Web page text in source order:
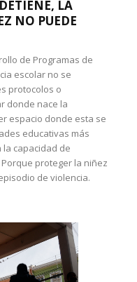
LA
NO PUEDE
de Programas de
escolar no se
protocolos o
donde nace la
espacio donde esta se
educativas más
capacidad de
proteger la niñez
de violencia.